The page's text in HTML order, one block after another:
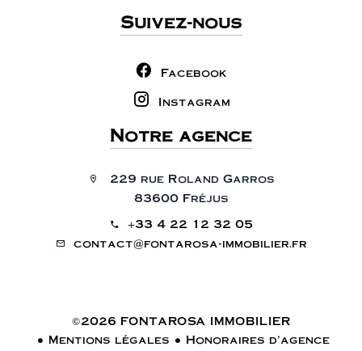
Suivez-nous
Facebook
Instagram
Notre agence
229 rue Roland Garros
83600 Fréjus
+33 4 22 12 32 05
contact@fontarosa-immobilier.fr
©2026 FONTAROSA IMMOBILIER
Mentions légales
Honoraires d'agence